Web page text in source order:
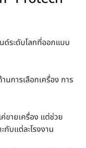
ด์ระดับโลกที่ออกแบบ
นการเลือกเครื่อง การ
ขายเครื่อง แต่ช่วย
กับแต่ละโรงงาน